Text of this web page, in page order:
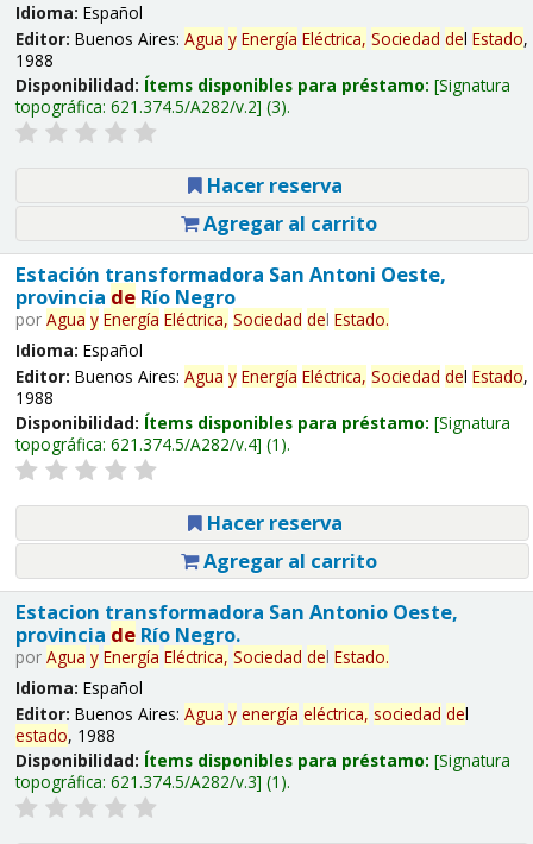
Idioma: Español
Editor: Buenos Aires: Agua y Energía Eléctrica, Sociedad del Estado,
1988
Disponibilidad: Ítems disponibles para préstamo: Signatura
topográfica: 621.374.5/A282/v.2 (3).
Hacer reserva
Agregar al carrito
Estación transformadora San Antoni Oeste,
provincia deRío Negro
por Agua y Energía Eléctrica, Sociedad del Estado.
Idioma: Español
Editor: Buenos Aires: Agua y Energía Eléctrica, Sociedad del Estado,
1988
Disponibilidad: Ítems disponibles para préstamo: Signatura
topográfica: 621.374.5/A282/v.4 (1).
Hacer reserva
Agregar al carrito
Estacion transformadora San Antonio Oeste,
provincia deRío Negro.
por Agua y Energía Eléctrica, Sociedad del Estado.
Idioma: Español
Editor: Buenos Aires: Agua y energía eléctrica, sociedad del
estado, 1988
Disponibilidad: Ítems disponibles para préstamo: Signatura
topográfica: 621.374.5/A282/v.3 (1).